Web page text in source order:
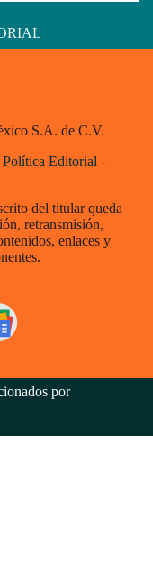
S.A. de C.V.
Política Editorial -
del titular queda
retransmisión,
enlaces y
por